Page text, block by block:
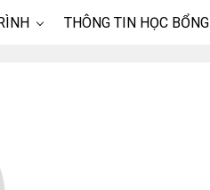
THÔNG TIN HỌC BỔNG